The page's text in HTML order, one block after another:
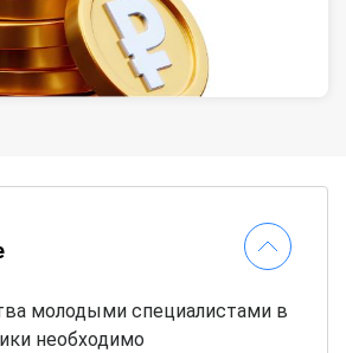
молодыми специалистами в
необходимо